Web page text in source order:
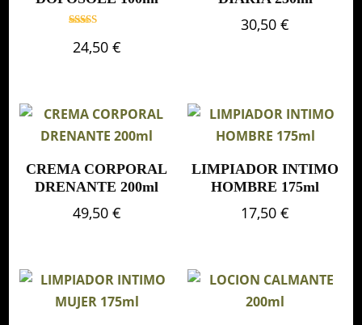
con
5.00
24,50 €
30,50€
CREMA CORPORAL
DRENANTE 200ml
49,50 €
LIMPIADOR INTIMO
HOMBRE 175ml
17,50€